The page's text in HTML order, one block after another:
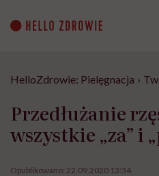
content
HelloZdrowie: Pielęgnacja ›
Przedłużanie
wszystkie „za” i
Opublikowano: 22.09.2020 13:34